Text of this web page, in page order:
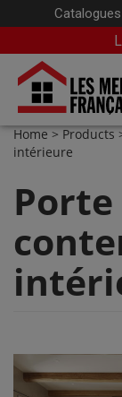
Catalogues
Home > Products
intérieure
Porte